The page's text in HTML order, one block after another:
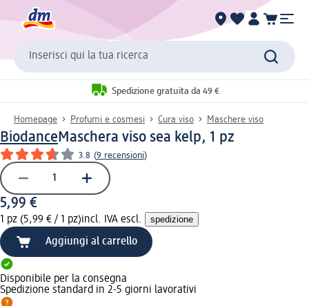
Inserisci qui la tua ricerca
Spedizione gratuita da 49 €
Homepage Profumi e cosmesi Cura viso Maschere viso
BiodanceMaschera viso sea kelp, 1 pz
3.8 (9 recensioni)
5,99 €
1 pz (5,99 € / 1 pz)incl. IVA escl. spedizione
Aggiungi al carrello
Disponibile per la consegna
Spedizione standard in 2-5 giorni lavorativi